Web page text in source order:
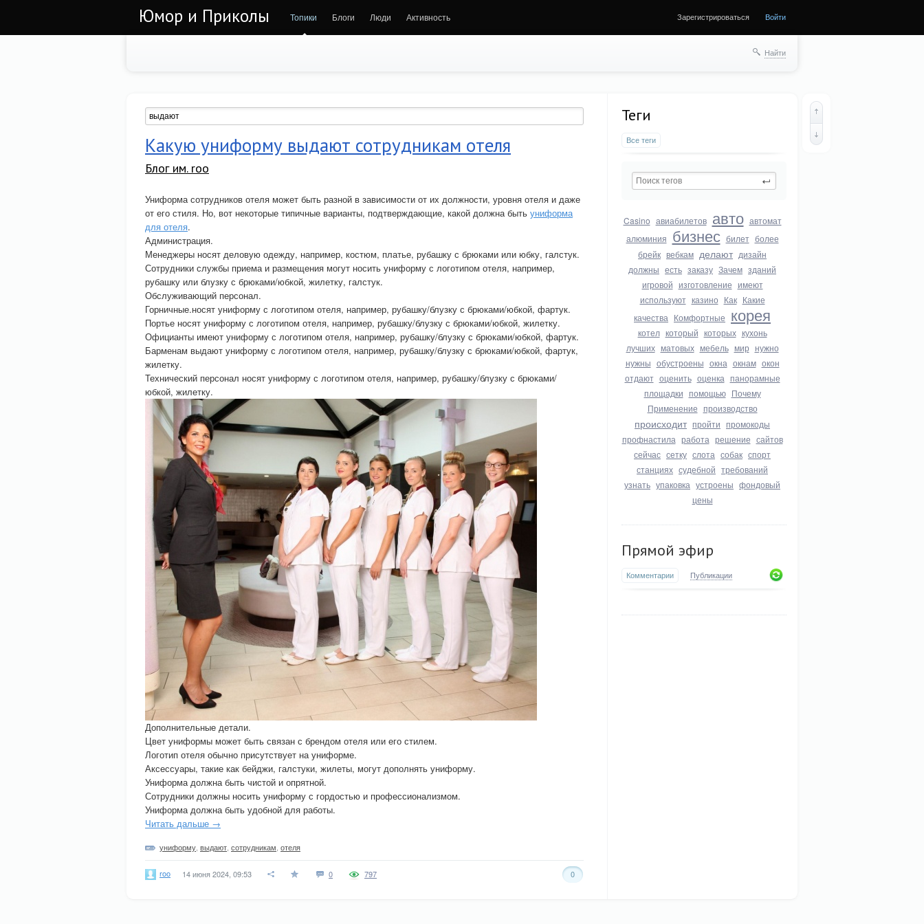
Юмор и Приколы Топики Блоги Люди Активность Зарегистрироваться Войти
Найти
Теги
Все теги
Casino авиабилетов авто автомат
алюминия бизнес билет более
брейк вебкам делают дизайн
должны есть заказу Зачем зданий
игровой изготовление имеют
используют казино Как Какие
качества Комфортные корея
котел который которых кухонь
лучших матовых мебель мир нужно
нужны обустроены окна окнам окон
отдают оценить оценка панорамные
площадки помощью Почему
Применение производство
происходит пройти промокоды
профнастила работа решение сайтов
сейчас сетку слота собак спорт
станциях судебной требований
узнать упаковка устроены фондовый
цены
Прямой эфир
Комментарии Публикации
Какую униформу выдают сотрудникам отеля
Блог им. roo
Униформа сотрудников отеля может быть разной в зависимости от их должности, уровня отеля и даже
от его стиля. Но, вот некоторые типичные варианты, подтверждающие, какой должна быть униформа
для отеля.
Администрация.
Менеджеры носят деловую одежду, например, костюм, платье, рубашку с брюками или юбку, галстук.
Сотрудники службы приема и размещения могут носить униформу с логотипом отеля, например,
рубашку или блузку с брюками/юбкой, жилетку, галстук.
Обслуживающий персонал.
Горничные.носят униформу с логотипом отеля, например, рубашку/блузку с брюками/юбкой, фартук.
Портье носят униформу с логотипом отеля, например, рубашку/блузку с брюками/юбкой, жилетку.
Официанты имеют униформу с логотипом отеля, например, рубашку/блузку с брюками/юбкой, фартук.
Барменам выдают униформу с логотипом отеля, например, рубашку/блузку с брюками/юбкой, фартук,
жилетку.
Технический персонал носят униформу с логотипом отеля, например, рубашку/блузку с брюками/
юбкой, жилетку.
Дополнительные детали.
Цвет униформы может быть связан с брендом отеля или его стилем.
Логотип отеля обычно присутствует на униформе.
Аксессуары, такие как бейджи, галстуки, жилеты, могут дополнять униформу.
Униформа должна быть чистой и опрятной.
Сотрудники должны носить униформу с гордостью и профессионализмом.
Униформа должна быть удобной для работы.
Читать дальше →
униформу выдают сотрудникам отеля
roo 14 июня 2024, 09:53 0 0
797